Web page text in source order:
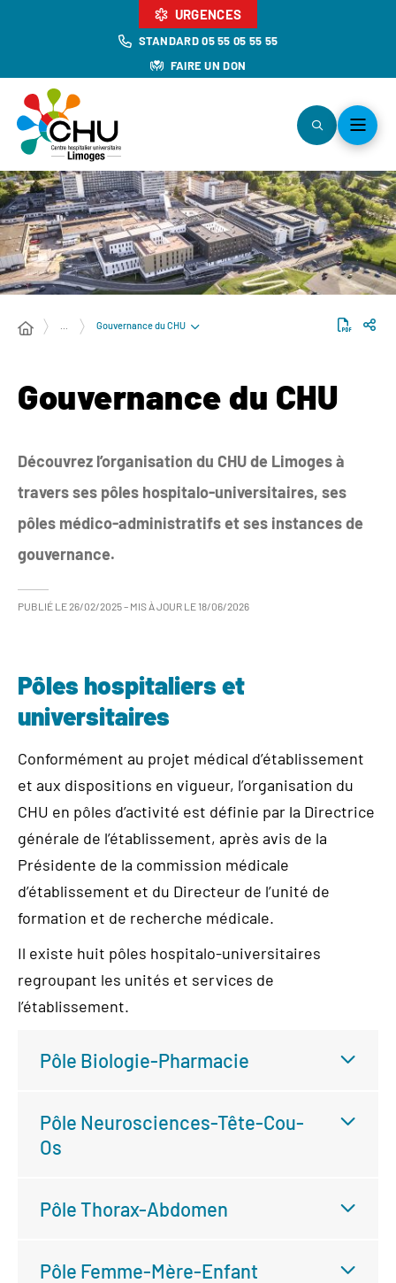
STANDARD 05 55 05 55 55
FAIRE UN DON
URGENCES
… Gouvernance du CHU
Gouvernance du CHU
Découvrez l’organisation du CHU de Limoges à
travers ses pôles hospitalo-universitaires, ses
pôles médico-administratifs et ses instances de
gouvernance.
PUBLIÉ LE26/02/2025– MIS À JOUR LE 18/06/2026
Pôles hospitaliers et
universitaires
Conformément au projet médical d’établissement
et aux dispositions en vigueur, l’organisation du
CHU en pôles d’activité est définie par la Directrice
générale de l’établissement, après avis de la
Présidente de la commission médicale
d’établissement et du Directeur de l’unité de
formation et de recherche médicale.
Il existe huit pôles hospitalo-universitaires
regroupant les unités et services de
l’établissement.
Pôle Biologie-Pharmacie
Pôle Neurosciences-Tête-Cou-
Os
Pôle Thorax-Abdomen
Pôle Femme-Mère-Enfant